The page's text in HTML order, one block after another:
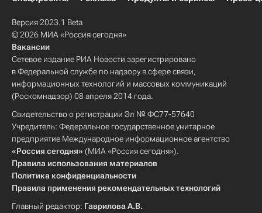
Версия 2023.1 Beta
© 2026 МИА «Россия сегодня»
Вакансии
Сетевое издание РИА Новости зарегистрировано
в Федеральной службе по надзору в сфере связи,
информационных технологий и массовых коммуникаций
(Роскомнадзор) 08 апреля 2014 года.
Свидетельство о регистрации Эл № ФС77-57640
Учредитель: Федеральное государственное унитарное
предприятие Международное информационное агентство
«Россия сегодня» (МИА «Россия сегодня»).
Правила использования материалов
Политика конфиденциальности
Правила применения рекомендательных технологий
Главный редактор: Гаврилова А.В.